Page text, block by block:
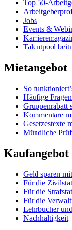
Top 50-
Jobs
Events &
Talentpool
Mietangebot
So
Häufige Fragen
Gruppenrabatt
Kommentare
Gesetzestexte
Mündliche
Kaufangebot
Geld sparen
Für die
Für die
Für die
Lehrbücher
Nachhaltigkeit